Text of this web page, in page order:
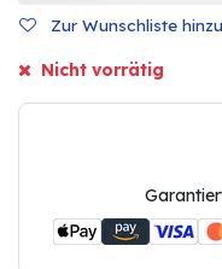
Zur Wunschliste
Nicht vorrätig